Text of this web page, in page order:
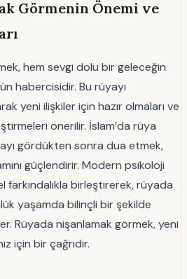
Görmenin Önemi ve
hem sevgi dolu bir geleceğin
habercisidir. Bu rüyayı
yeni ilişkiler için hazır olmaları ve
önerilir. İslam’da rüya
gördükten sonra dua etmek,
güçlendirir. Modern psikoloji
farkındalıkla birleştirerek, rüyada
yaşamda bilinçli bir şekilde
Rüyada nişanlamak görmek, yeni
için bir çağrıdır.